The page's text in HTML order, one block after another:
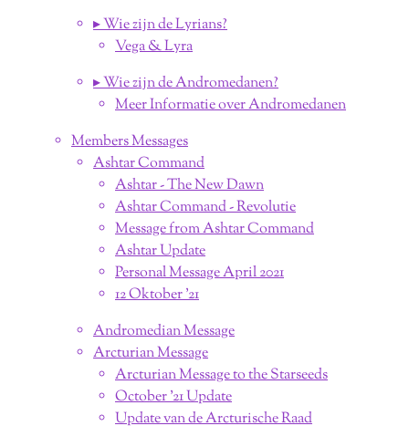
▸ Wie zijn de Lyrians?
Vega & Lyra
▸ Wie zijn de Andromedanen?
Meer Informatie over Andromedanen
Members Messages
Ashtar Command
Ashtar - The New Dawn
Ashtar Command - Revolutie
Message from Ashtar Command
Ashtar Update
Personal Message April 2021
12 Oktober '21
Andromedian Message
Arcturian Message
Arcturian Message to the Starseeds
October '21 Update
Update van de Arcturische Raad